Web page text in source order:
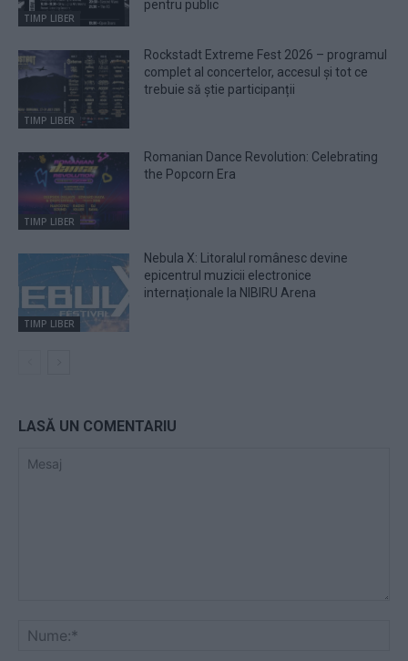
TIMP LIBER
pentru public
TIMP LIBER
Rockstadt Extreme Fest 2026 – programul
complet al concertelor, accesul și tot ce
trebuie să știe participanții
TIMP LIBER
Romanian Dance Revolution: Celebrating
the Popcorn Era
TIMP LIBER
Nebula X: Litoralul românesc devine
epicentrul muzicii electronice
internaționale la NIBIRU Arena
LASĂ UN COMENTARIU